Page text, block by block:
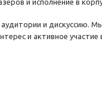
и исполнение в
и дискуссию.
и активное участие